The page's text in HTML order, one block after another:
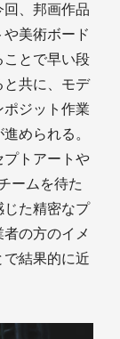
、邦画作品
美術ボード
ことで早い段
と共に、モデ
ポジット作業
められる。
プトアートや
ームを待た
じた精密なプ
の方のイメ
結果的に近